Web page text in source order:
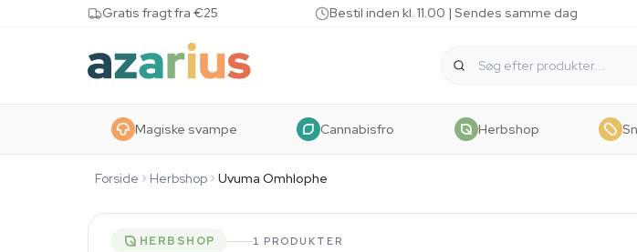
Skip to content Gratis fragt fra €25 Bestil inden kl. 11.00 | Sendes samme dag
Magiske svampe Cannabisfro Herbshop
Forside Herbshop Uvuma Omhlophe
HERBSHOP 1 PRODUKTER